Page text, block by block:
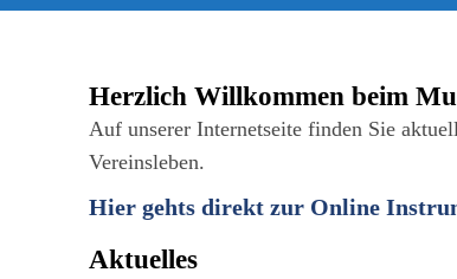
Herzlich Willkommen beim
Auf unserer Internetseite finden Sie
Vereinsleben.
Hier gehts direkt zur Online
Aktuelles